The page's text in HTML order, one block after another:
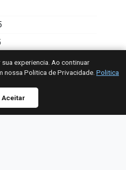
experiencia. Ao continuar
nossa Politica de Privacidade. Politica
Aceitar